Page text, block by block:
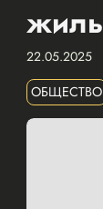
22.05.2025
ОБЩЕСТВО